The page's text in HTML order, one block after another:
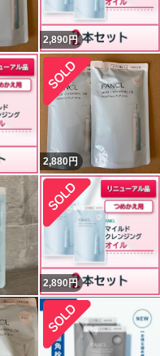
2,890 円
2,880円
2,890 円